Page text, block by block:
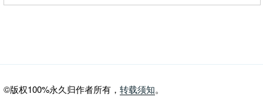
©版权100%永久归作者所有， 转载须知。